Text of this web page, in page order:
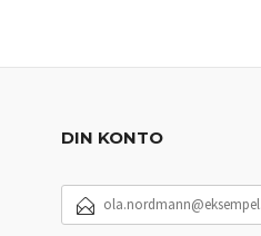
DIN KONTO
E-
POSTADRESSE